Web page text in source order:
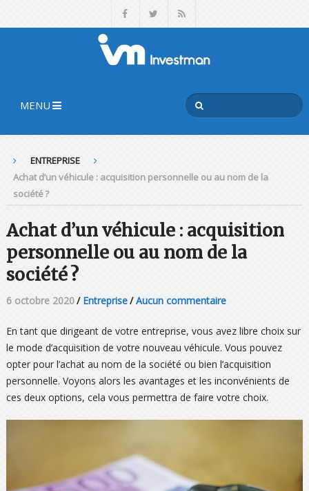
MENU
ENTREPRISE
Achat d’un véhicule : acquisition personnelle ou au nom de la
société ?
Achat d’un véhicule : acquisition
personnelle ou au nom de la
société ?
6 octobre 2020/ Entreprise/ Aucun commentaire
En tant que dirigeant de votre entreprise, vous avez libre choix sur
le mode d’acquisition de votre nouveau véhicule. Vous pouvez
opter pour l’achat au nom de la société ou bien l’acquisition
personnelle. Voyons alors les avantages et les inconvénients de
ces deux options, cela vous permettra de faire votre choix.